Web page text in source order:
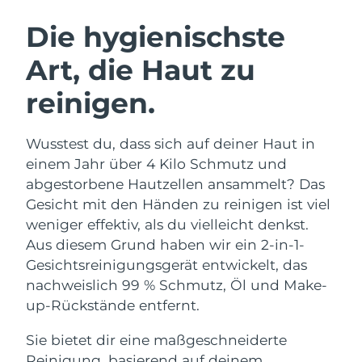
Die hygienischste
Art, die Haut zu
reinigen.
Wusstest du, dass sich auf deiner Haut in
einem Jahr über 4 Kilo Schmutz und
abgestorbene Hautzellen ansammelt? Das
Gesicht mit den Händen zu reinigen ist viel
weniger effektiv, als du vielleicht denkst.
Aus diesem Grund haben wir ein 2-in-1-
Gesichtsreinigungsgerät entwickelt, das
nachweislich 99 % Schmutz, Öl und Make-
up-Rückstände entfernt.
Sie bietet dir eine maßgeschneiderte
Gesichtsreinigung
Anti-aging massage
LUNA™ 4 Plus
Massage, LED heating
LUNA™ 4 Men
For men, anti-aging massage
Microcurrent toning
BEAR™ 2 go
Microcurrent toning on-the-go
BEAR™ 2 eyes & lips
Microcurrent line smoothing device
Hydratisierung
UFO™ 3 Set
Deep facial hydration
UFO™ 3 LED
device
Mundpflege
issa™ 4
Hybrid silicone sonic toothbrush
issa™ 4 plus
FAQ™ ANTI-AGING-BEHANDLUNG
Anti-aging LED-Behandlungen
NEW
Österreich Erwartete Lieferung
Bahrain Erwartete Lieferung
Belgien
Bermuda Erwartete Lieferung
Bosnien und
Herzegowina
Erwartete Lieferung8/11/26
Brunei Darussalam Erwartete Lieferung8/13/26
Bulgarien Erwartete Lieferung8/8/26